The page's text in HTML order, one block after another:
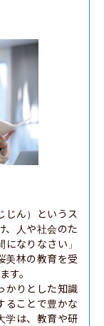
じん）というス
、人や社会のた
なりなさい」
美林の教育を受
す。
かりとした知識
ることで豊かな
学は、教育や研